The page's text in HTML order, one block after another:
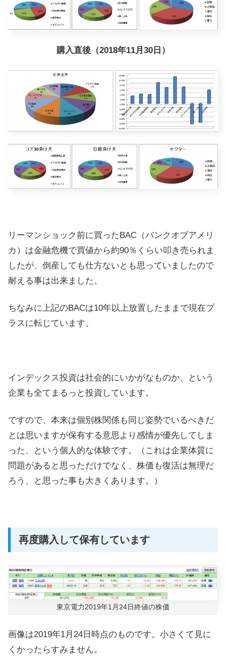
購入直後（2018年11月30日）
リーマンショック前に買ったBAC（バンクオブアメリ
カ）は金融危機で買値から約90％くらい叩き売られま
したが、倒産しても仕方ないとも思っていましたので
耐える事は出来ました。
ちなみに上記のBACは10年以上放置したままで現在プ
ラスに転じています。
インデックス投資は社会的にいかがなものか、という
企業も全てまるっと投資しています。
ですので、本来は個別株関係も同じ姿勢でいるべきだ
とは思いますが保有する意思より感情が優先してしま
った、という個人的な体験です。（これは企業体質に
問題があると思っただけでなく、株価も復活は無理だ
ろう、と思った事も大きくあります。）
再度購入して保有しています
東京電力2019年1月24日終値の株価
画像は2019年1月24日時点のものです。小さくて見に
くかったらすみません。